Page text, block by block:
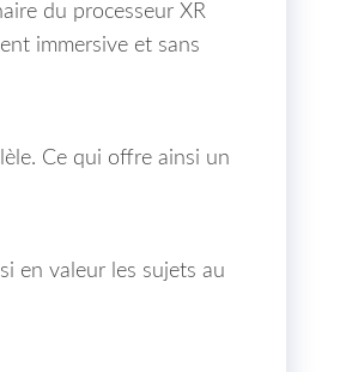
du processeur XR
immersive et sans
Ce qui offre ainsi un
en valeur les sujets au